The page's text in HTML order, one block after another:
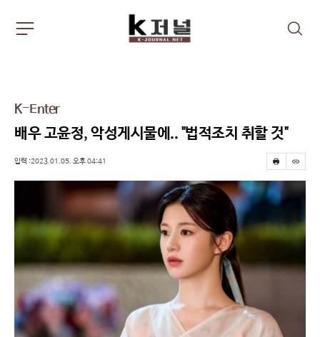
검
주
뉴
펼
치
K-Enter
배우 고윤정, 악성게시물에.. "법적조치 취할 것"
프
린
트
스
크
랩
입력 :2023.01.05. 오후 04:41